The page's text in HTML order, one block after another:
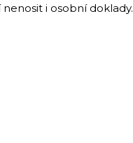
i osobní doklady.